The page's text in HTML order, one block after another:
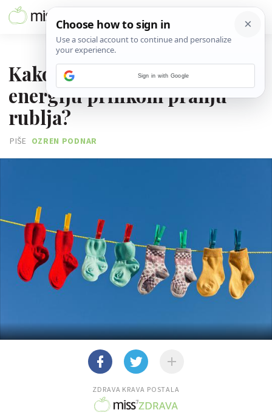
Kako štedjeti novac i
energiju prilikom pranju
rublja?
PIŠE OZREN PODNAR
ZDRAVA KRAVA POSTALA
Sign in with Google